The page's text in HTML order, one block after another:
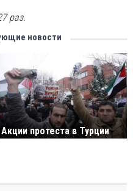
раз.
новости
Акции протеста в Турции